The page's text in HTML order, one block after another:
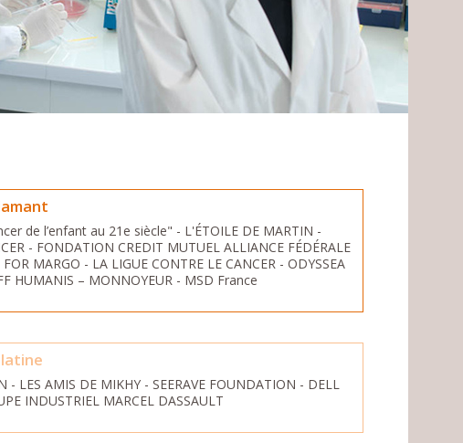
de l’enfant au 21e siècle" - L'ÉTOILE DE MARTIN -
- FONDATION CREDIT MUTUEL ALLIANCE FÉDÉRALE
MARGO - LA LIGUE CONTRE LE CANCER - ODYSSEA
HUMANIS – MONNOYEUR - MSD France
LES AMIS DE MIKHY - SEERAVE FOUNDATION - DELL
INDUSTRIEL MARCEL DASSAULT